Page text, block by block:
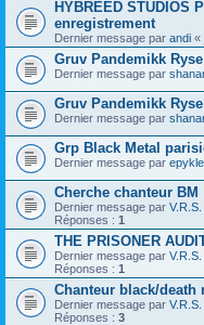
HYBREED STUDIOS
enregistrement
Dernier message par andi «
Gruv Pandemikk
Dernier message par
Gruv Pandemikk
Dernier message par
Grp Black Metal
Dernier message par
Cherche chanteur BM
Dernier message par V.R.S.
Réponses : 1
THE PRISONER
Dernier message par V.R.S.
Réponses : 1
Chanteur black/death
Dernier message par V.R.S.
Réponses : 3